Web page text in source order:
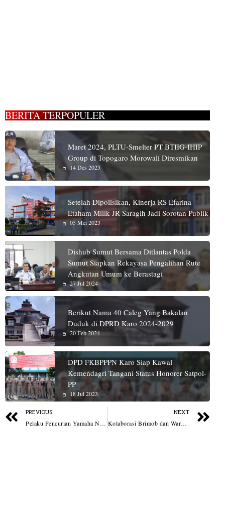
BERITA TERPOPULER
Maret 2024, PLTU-Smelter PT BTIIG-IHIP
Group di Topogaro Morowali Diresmikan
14 Des 2023
Setelah Dipolisikan, Kinerja RS Efarina
Etaham Milik JR Saragih Jadi Sorotan Publik
05 Mei 2023
Dishub Sumut Bersama Ditlantas Polda
Sumut Siapkan Rekayasa Pengalihan Rute
Angkutan Umum ke Berastagi
27 Jul 2024
Berikut Nama 40 Caleg Yang Bakalan
Duduk di DPRD Karo 2024-2029
20 Feb 2024
DPD FKBPPPN Karo Siap Kawal
Kemendagri Tangani Status Honorer Satpol-
PP
18 Jul 2023
PREVIOUS
Pelaku Pencurian Yamaha NMax Viral di Medsos Ditangkap, Dua Orang Masih Buron
NEXT
Kolaborasi Brimob dan Warga, Lingkungan Bersih Jadi Prioritas Bersama